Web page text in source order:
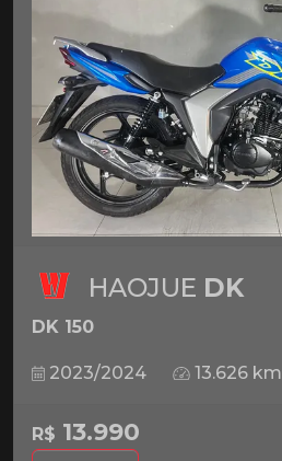
HAOJUE DK
DK 150
2023/2024 13.626 km
R$ 13.990